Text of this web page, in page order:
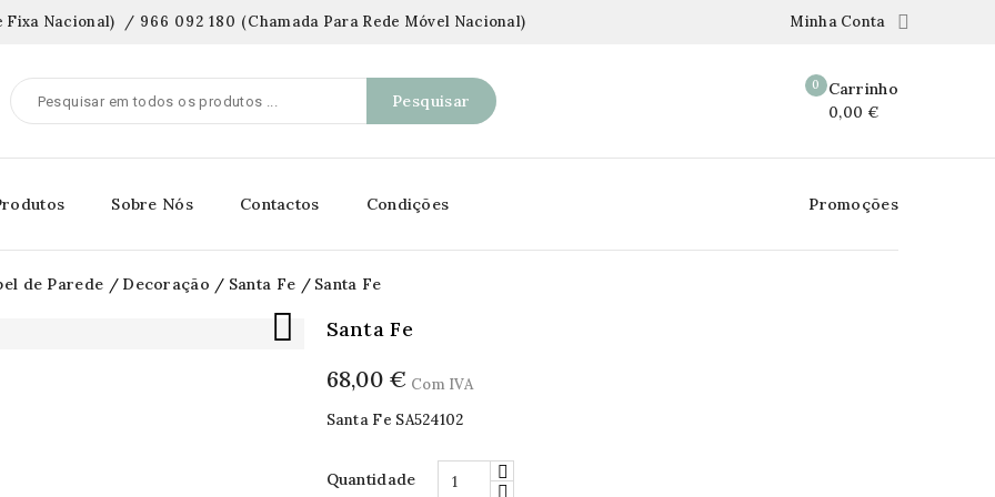
Fixa Nacional) / 966 092 180 (Chamada Para Rede Móvel Nacional) Minha Conta 
0 Carrinho
0,00 €
Pesquisar
Sobre Nós Contactos Condições Promoções
de Parede Decoração Santa Fe Santa Fe
 Santa Fe
68,00 € Com IVA
Santa Fe SA524102
Quantidade